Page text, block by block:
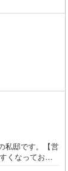
私邸です。【営
くなっており